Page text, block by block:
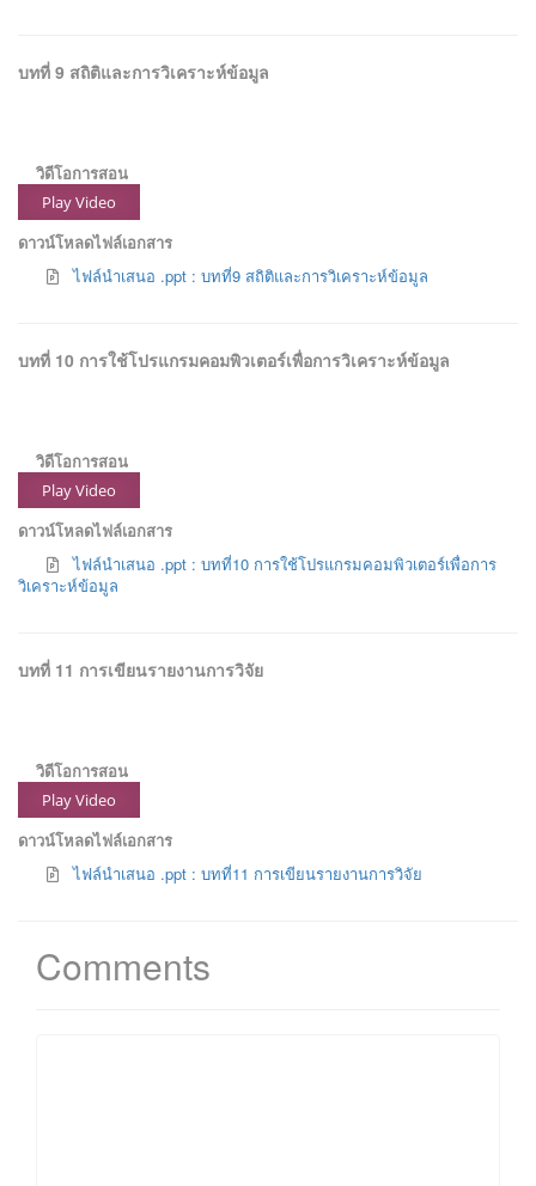
บทที่ 9 สถิติและการวิเคราะห์ข้อมูล
วิดีโอการสอน
Play Video
ดาวน์โหลดไฟล์เอกสาร
ไฟล์นำเสนอ .ppt : บทที่9 สถิติและการวิเคราะห์ข้อมูล
บทที่ 10 การใช้โปรแกรมคอมพิวเตอร์เพื่อการวิเคราะห์ข้อมูล
วิดีโอการสอน
Play Video
ดาวน์โหลดไฟล์เอกสาร
ไฟล์นำเสนอ .ppt : บทที่10 การใช้โปรแกรมคอมพิวเตอร์เพื่อการ
วิเคราะห์ข้อมูล
บทที่ 11 การเขียนรายงานการวิจัย
วิดีโอการสอน
Play Video
ดาวน์โหลดไฟล์เอกสาร
ไฟล์นำเสนอ .ppt : บทที่11 การเขียนรายงานการวิจัย
Comments